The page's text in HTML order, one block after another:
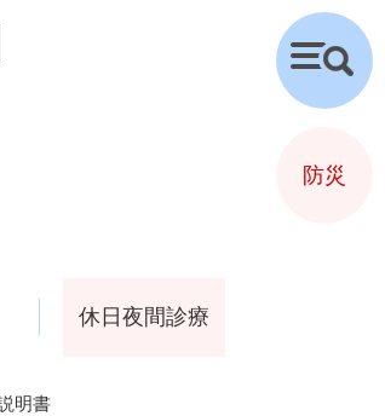
休日夜間診療
明書
検
索
防災